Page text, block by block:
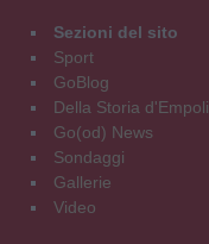
Sezioni del sito
Sport
GoBlog
Della Storia d'Empoli
Go(od) News
Sondaggi
Gallerie
Video